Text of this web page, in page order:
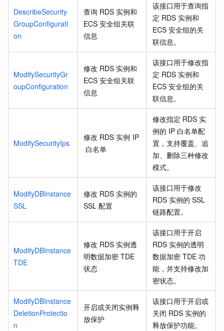
DescribeSecurity
GroupConfigurati
on
查询 RDS 实例和
ECS 安全组关联
信息
该接口用于查询指
定 RDS 实例和
ECS 安全组的关
联信息。
ModifySecurityGr
oupConfiguration
修改 RDS 实例和
ECS 安全组关联
信息
该接口用于修改指
定 RDS 实例和
ECS 安全组的关
联信息。
ModifySecurityIps
修改 RDS 实例 IP
白名单
修改指定 RDS 实
例的 IP 白名单配
置，支持覆盖、追
加、删除三种修改
模式。
ModifyDBInstance
SSL
修改 RDS 实例的
SSL 配置
该接口用于修改
RDS 实例的 SSL
链路配置。
ModifyDBInstance
TDE
修改 RDS 实例透
明数据加密 TDE
状态
该接口用于开启
RDS 实例的透明
数据加密 TDE 功
能，并支持修改加
密状态。
ModifyDBInstance
DeletionProtectio
n
开启或关闭实例释
放保护
该接口用于开启或
关闭 RDS 实例的
释放保护功能。